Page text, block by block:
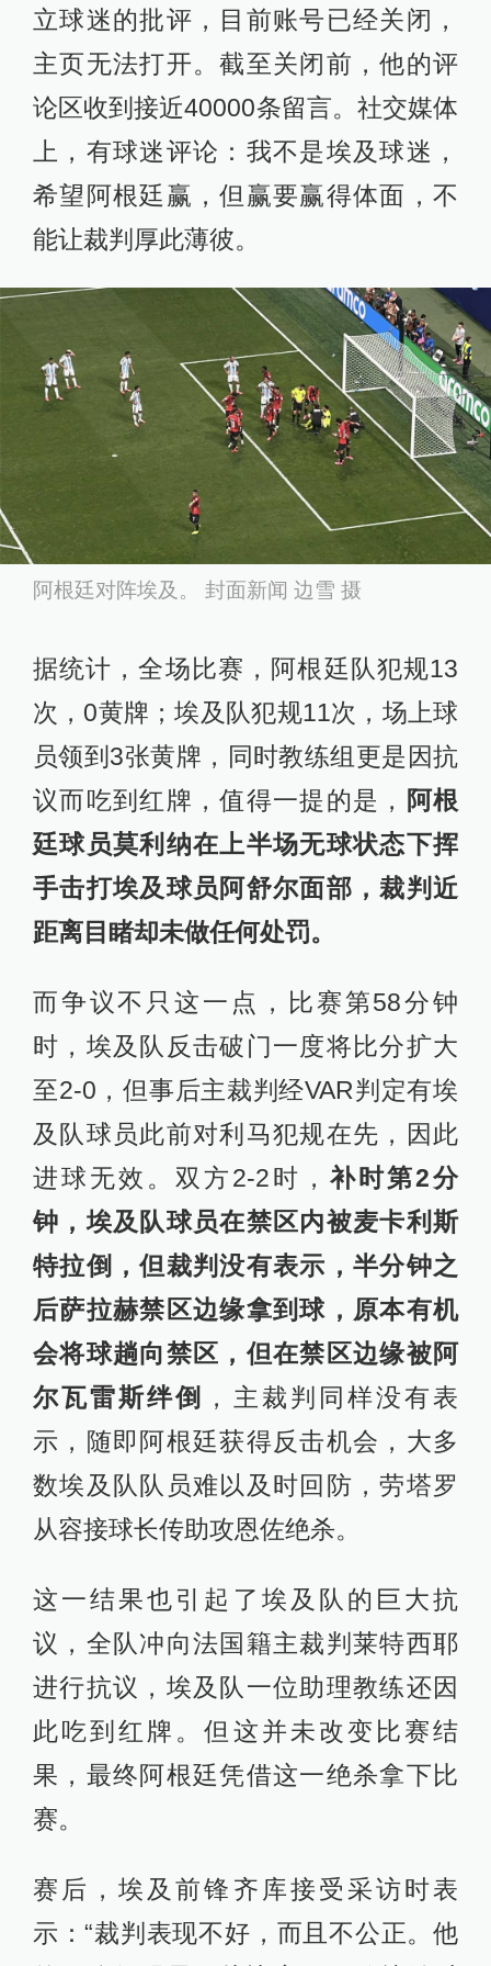
立球迷的批评，目前账号已经关闭，
主页无法打开。截至关闭前，他的评
论区收到接近40000条留言。社交媒体
上，有球迷评论：我不是埃及球迷，
希望阿根廷赢，但赢要赢得体面，不
能让裁判厚此薄彼。
阿根廷对阵埃及。 封面新闻 边雪 摄
据统计，全场比赛，阿根廷队犯规13
次，0黄牌；埃及队犯规11次，场上球
员领到3张黄牌，同时教练组更是因抗
议而吃到红牌，值得一提的是， 阿根
廷球员莫利纳在上半场无球状态下挥
手击打埃及球员阿舒尔面部，裁判近
距离目睹却未做任何处罚。
而争议不只这一点，比赛第58分钟
时，埃及队反击破门一度将比分扩大
至2-0，但事后主裁判经VAR判定有埃
及队球员此前对利马犯规在先，因此
进球无效。双方2-2时，补时第2分
钟，埃及队球员在禁区内被麦卡利斯
特拉倒，但裁判没有表示，半分钟之
后萨拉赫禁区边缘拿到球，原本有机
会将球趟向禁区，但在禁区边缘被阿
尔瓦雷斯绊倒
，主裁判同样没有表
示，随即阿根廷获得反击机会，大多
数埃及队队员难以及时回防，劳塔罗
从容接球长传助攻恩佐绝杀。
这一结果也引起了埃及队的巨大抗
议，全队冲向法国籍主裁判莱特西耶
进行抗议，埃及队一位助理教练还因
此吃到红牌。但这并未改变比赛结
果，最终阿根廷凭借这一绝杀拿下比
赛。
赛后，埃及前锋齐库接受采访时表
示：“裁判表现不好，而且不公正。他